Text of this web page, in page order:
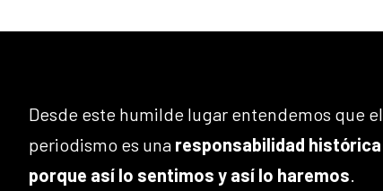
Desde este humilde lugar entendemos que el
periodismo es una responsabilidad histórica
porque así lo sentimos y así lo haremos